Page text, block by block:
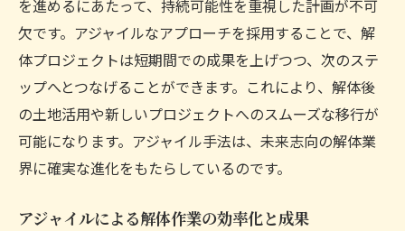
札幌市の地域社会におけるアジャイル解体
の貢献
アジャイル解体による地域経済の活性化
地域住民と協力するアジャイル解体の取り
組み
環境に優しい解体が地域に与える長期的な
影響
アジャイル手法で地域社会のニーズに応え
を進めるにあたって、持続可能性を重視した計画が不可
欠です。アジャイルなアプローチを採用することで、解
体プロジェクトは短期間での成果を上げつつ、次のステ
ップへとつなげることができます。これにより、解体後
の土地活用や新しいプロジェクトへのスムーズな移行が
可能になります。アジャイル手法は、未来志向の解体業
界に確実な進化をもたらしているのです。
アジャイルによる解体作業の効率化と成果